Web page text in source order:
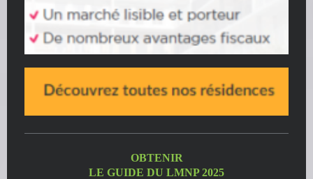
OBTENIR
LE GUIDE DU LMNP 2025